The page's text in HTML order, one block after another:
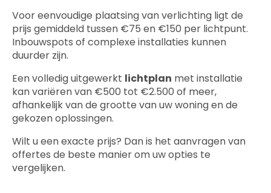
Voor eenvoudige plaatsing van verlichting ligt de
prijs gemiddeld tussen €75 en €150 per lichtpunt.
Inbouwspots of complexe installaties kunnen
duurder zijn.
Een volledig uitgewerkt lichtplan met installatie
kan variëren van €500 tot €2.500 of meer,
afhankelijk van de grootte van uw woning en de
gekozen oplossingen.
Wilt u een exacte prijs? Dan is het aanvragen van
offertes de beste manier om uw opties te
vergelijken.